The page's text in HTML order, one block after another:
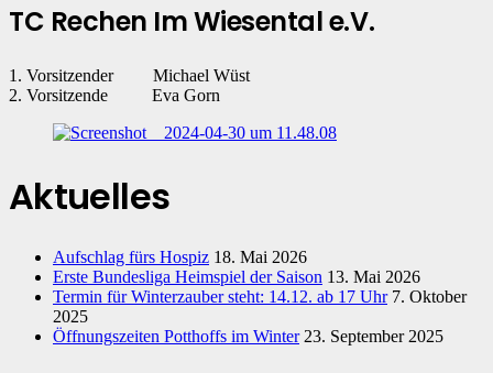
TC Rechen Im Wiesental e.V.
1. Vorsitzender Michael Wüst
2. Vorsitzende Eva Gorn
Aktuelles
Aufschlag fürs Hospiz 18. Mai 2026
Erste Bundesliga Heimspiel der Saison 13. Mai 2026
Termin für Winterzauber steht: 14.12. ab 17 Uhr 7. Oktober
2025
Öffnungszeiten Potthoffs im Winter 23. September 2025